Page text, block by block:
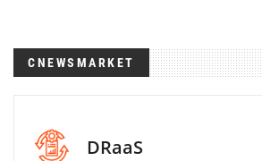
CNEWSMARKET
DRaaS